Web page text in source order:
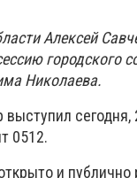
Алексей
городского
Николаева.
выступил
0512.
и